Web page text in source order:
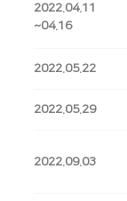
2022.04.11
~04.16
2022.05.22
2022.05.29
2022.09.03